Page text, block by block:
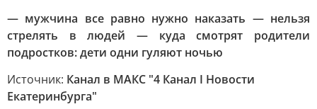
— мужчина все равно нужно наказать — нельзя
стрелять в людей — куда смотрят родители
подростков: дети одни гуляют ночью
Источник: Канал в МАКС "4 Канал I Новости
Екатеринбурга"